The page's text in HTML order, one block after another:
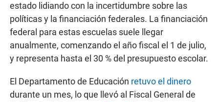
estado lidiando con la incertidumbre sobre las
políticas y la financiación federales. La financiación
federal para estas escuelas suele llegar
anualmente, comenzando el año fiscal el 1 de julio,
y representa hasta el 30 % del presupuesto escolar.
El Departamento de Educación retuvo el dinero
durante un mes, lo que llevó al Fiscal General de